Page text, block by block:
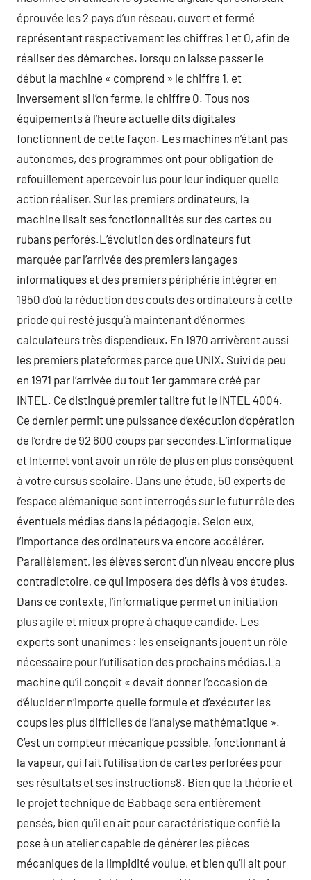
éprouvée les 2 pays d’un réseau, ouvert et fermé
représentant respectivement les chiffres 1 et 0, afin de
réaliser des démarches. lorsqu on laisse passer le
début la machine « comprend » le chiffre 1, et
inversement si l’on ferme, le chiffre 0. Tous nos
équipements à l’heure actuelle dits digitales
fonctionnent de cette façon. Les machines n’étant pas
autonomes, des programmes ont pour obligation de
refouillement apercevoir lus pour leur indiquer quelle
action réaliser. Sur les premiers ordinateurs, la
machine lisait ses fonctionnalités sur des cartes ou
rubans perforés.L’évolution des ordinateurs fut
marquée par l’arrivée des premiers langages
informatiques et des premiers périphérie intégrer en
1950 d’où la réduction des couts des ordinateurs à cette
priode qui resté jusqu’à maintenant d’énormes
calculateurs très dispendieux. En 1970 arrivèrent aussi
les premiers plateformes parce que UNIX. Suivi de peu
en 1971 par l’arrivée du tout 1er gammare créé par
INTEL. Ce distingué premier talitre fut le INTEL 4004.
Ce dernier permit une puissance d’exécution d’opération
de l’ordre de 92 600 coups par secondes.L’informatique
et Internet vont avoir un rôle de plus en plus conséquent
à votre cursus scolaire. Dans une étude, 50 experts de
l’espace alémanique sont interrogés sur le futur rôle des
éventuels médias dans la pédagogie. Selon eux,
l’importance des ordinateurs va encore accélérer.
Parallèlement, les élèves seront d’un niveau encore plus
contradictoire, ce qui imposera des défis à vos études.
Dans ce contexte, l’informatique permet un initiation
plus agile et mieux propre à chaque candide. Les
experts sont unanimes : les enseignants jouent un rôle
nécessaire pour l’utilisation des prochains médias.La
machine qu’il conçoit « devait donner l’occasion de
d’élucider n’importe quelle formule et d’exécuter les
coups les plus difficiles de l’analyse mathématique ».
C’est un compteur mécanique possible, fonctionnant à
la vapeur, qui fait l’utilisation de cartes perforées pour
ses résultats et ses instructions8. Bien que la théorie et
le projet technique de Babbage sera entièrement
pensés, bien qu’il en ait pour caractéristique confié la
pose à un atelier capable de générer les pièces
mécaniques de la limpidité voulue, et bien qu’il ait pour